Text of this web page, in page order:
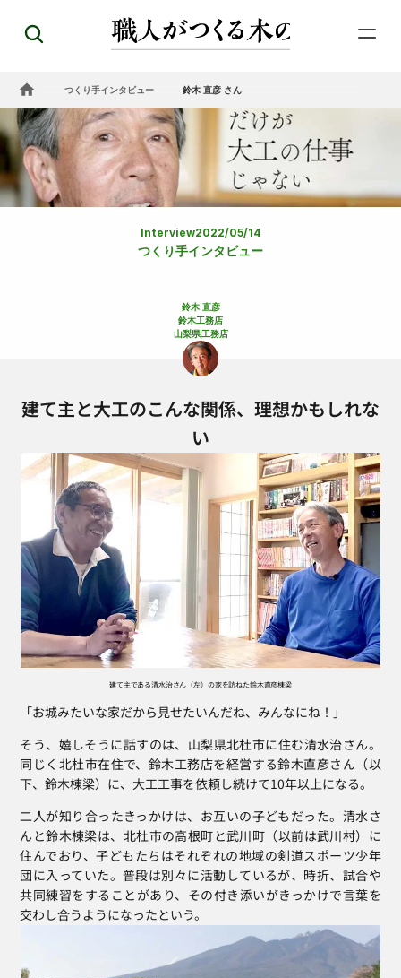
つくり手インタビュー 鈴木 直彦 さん
つくり手インタビュー
Interview2022/05/14
鈴木 直彦
鈴木工務店
山梨県工務店
建て主と大工のこんな関係、理想かもしれな
い
建て主である清水治さん（左）の家を訪ねた鈴木直彦棟梁
「お城みたいな家だから見せたいんだね、みんなにね！」
そう、嬉しそうに話すのは、山梨県北杜市に住む清水治さん。
同じく北杜市在住で、鈴木工務店を経営する鈴木直彦さん（以
下、鈴木棟梁）に、大工工事を依頼し続けて10年以上になる。
二人が知り合ったきっかけは、お互いの子どもだった。清水さ
んと鈴木棟梁は、北杜市の高根町と武川町（以前は武川村）に
住んでおり、子どもたちはそれぞれの地域の剣道スポーツ少年
団に入っていた。普段は別々に活動しているが、時折、試合や
共同練習をすることがあり、その付き添いがきっかけで言葉を
交わし合うようになったという。